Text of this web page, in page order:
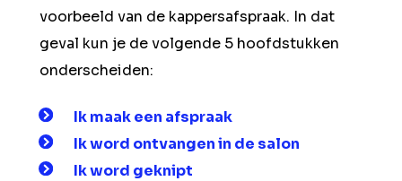
voorbeeld van de kappersafspraak. In dat
geval kun je de volgende 5 hoofdstukken
onderscheiden:
Ik maak een afspraak
Ik word ontvangen in de salon
Ik word geknipt